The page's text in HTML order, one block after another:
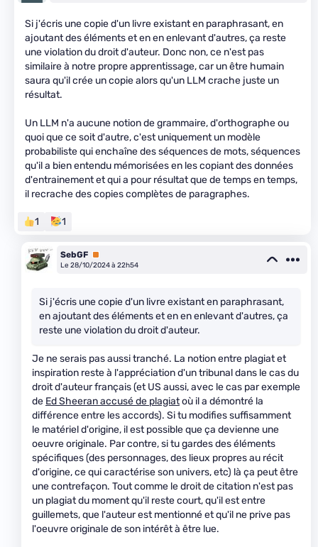
Si j'écris une copie d'un livre existant en paraphrasant, en
ajoutant des éléments et en en enlevant d'autres, ça reste
une violation du droit d'auteur. Donc non, ce n'est pas
similaire à notre propre apprentissage, car un être humain
saura qu'il crée un copie alors qu'un LLM crache juste un
résultat.
Un LLM n'a aucune notion de grammaire, d'orthographe ou
quoi que ce soit d'autre, c'est uniquement un modèle
probabiliste qui enchaîne des séquences de mots, séquences
qu'il a bien entendu mémorisées en les copiant des données
d'entrainement et qui a pour résultat que de temps en temps,
il recrache des copies complètes de paragraphes.
1 1
SebGF Premium
Le 28/10/2024 à 22h54
Si j'écris une copie d'un livre existant en paraphrasant,
en ajoutant des éléments et en en enlevant d'autres, ça
reste une violation du droit d'auteur.
Je ne serais pas aussi tranché. La notion entre plagiat et
inspiration reste à l'appréciation d'un tribunal dans le cas du
droit d'auteur français (et US aussi, avec le cas par exemple
de Ed Sheeran accusé de plagiatoù il a démontré la
différence entre les accords). Si tu modifies suffisamment
le matériel d'origine, il est possible que ça devienne une
oeuvre originale. Par contre, si tu gardes des éléments
spécifiques (des personnages, des lieux propres au récit
d'origine, ce qui caractérise son univers, etc) là ça peut être
une contrefaçon. Tout comme le droit de citation n'est pas
un plagiat du moment qu'il reste court, qu'il est entre
guillemets, que l'auteur est mentionné et qu'il ne prive pas
l'oeuvre originale de son intérêt à être lue.